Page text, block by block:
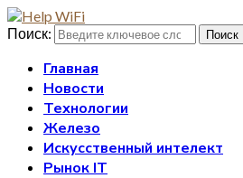
Поиск: Поиск
Главная
Новости
Технологии
Железо
Искусственный интелект
Рынок IT